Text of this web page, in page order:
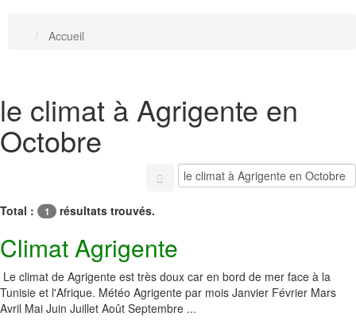
Accueil
le climat à Agrigente en
Octobre
Total : 1 résultats trouvés.
Climat Agrigente
Le climat de Agrigente est très doux car en bord de mer face à la
Tunisie et l'Afrique. Météo Agrigente par mois Janvier Février Mars
Avril Mai Juin Juillet Août Septembre ...